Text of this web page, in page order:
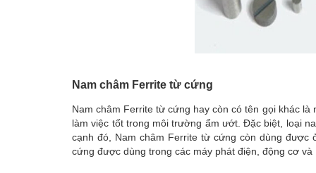
Nam châm Ferrite từ cứng
Nam châm Ferrite từ cứng hay còn có tên gọi khác
làm việc tốt trong môi trường ẩm ướt. Đặc biệt, loại
cạnh đó, Nam châm Ferrite từ cứng còn dùng
cứng được dùng trong các máy phát điện, động cơ và